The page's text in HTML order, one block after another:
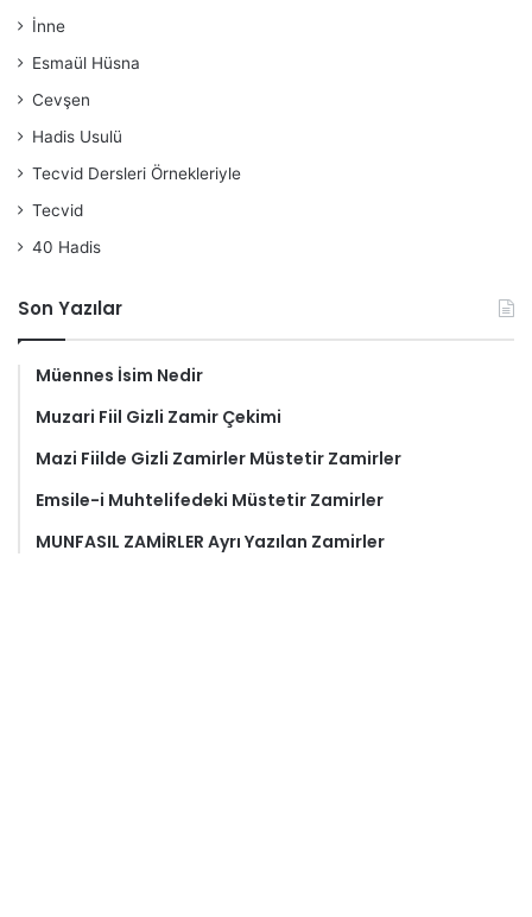
İnne
Esmaül Hüsna
Cevşen
Hadis Usulü
Tecvid Dersleri Örnekleriyle
Tecvid
40 Hadis
Son Yazılar
Müennes İsim Nedir
Muzari Fiil Gizli Zamir Çekimi
Mazi Fiilde Gizli Zamirler Müstetir Zamirler
Emsile-i Muhtelifedeki Müstetir Zamirler
MUNFASIL ZAMİRLER Ayrı Yazılan Zamirler